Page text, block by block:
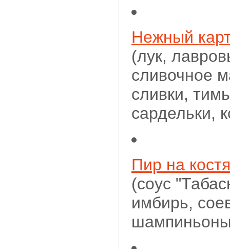
Нежный
(лук,
сливочное
сливки,
сардельки,
Пир на
(соус
имбирь,